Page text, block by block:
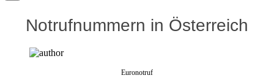
Notrufnummern in Österreich
Euronotruf